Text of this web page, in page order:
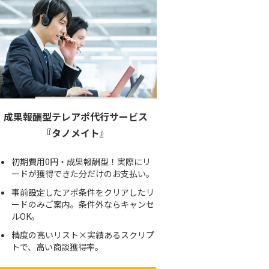
成果報酬型テレアポ代行サービス
『タノメイト』
初期費用0円・成果報酬型！実際にリ
ードが獲得できた分だけのお支払い。
事前設定したアポ条件をクリアしたリ
ードのみご案内。条件外ならキャンセ
ルOK。
精度の高いリスト×実績あるスクリプ
トで、高い商談獲得率。